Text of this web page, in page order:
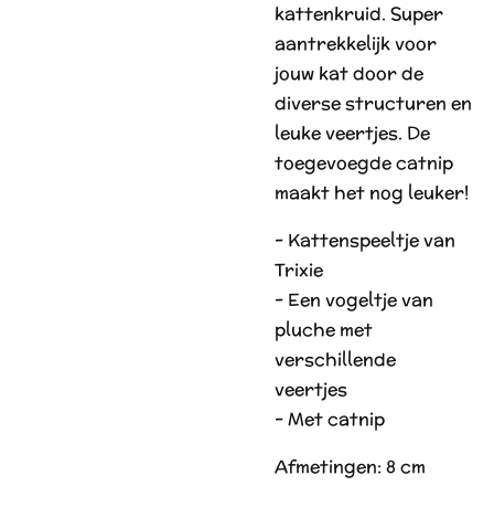
kattenkruid. Super
aantrekkelijk voor
jouw kat door de
diverse structuren en
leuke veertjes. De
toegevoegde catnip
maakt het nog leuker!
- Kattenspeeltje van
Trixie
- Een vogeltje van
pluche met
verschillende
veertjes
- Met catnip
Afmetingen: 8 cm